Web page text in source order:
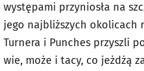
występami przyniosła na
jego najbliższych okolicach
Turnera i Punches przyszli
wie, może i tacy, co jeżdżą